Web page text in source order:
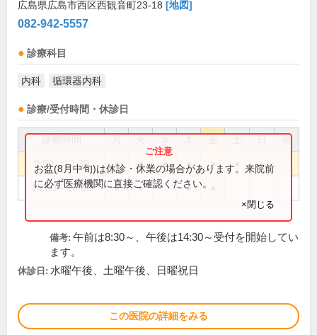
広島県広島市西区西観音町23-18 [地図]
082-942-5557
診療科目
内科 循環器内科
診療/受付時間・休診日
祝
9:00～12:30 ● ● ● ● ●
15:00～18:00 ● ● ●
お盆(8月中旬)は休診・休業の場合があります。来院前
に必ず医療機関に直接ご確認ください。
×閉じる
備考: 午前は8:30～、午後は14:30～受付を開始してい
ます。
休診日: 水曜午後、土曜午後、日曜祝日
この医院の詳細をみる